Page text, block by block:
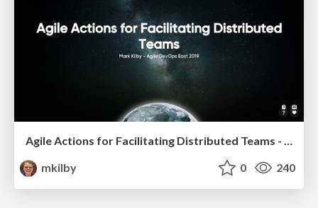
Agile Actions for Facilitating Distributed Teams - ADO2019
mkilby
0 240